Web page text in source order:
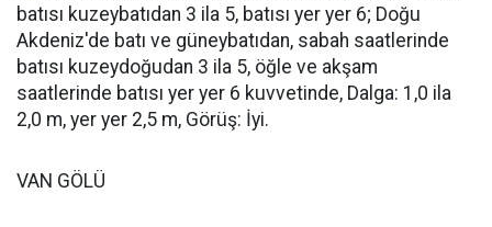
batısı kuzeybatıdan 3 ila 5, batısı yer yer 6; Doğu
Akdeniz'de batı ve güneybatıdan, sabah saatlerinde
batısı kuzeydoğudan 3 ila 5, öğle ve akşam
saatlerinde batısı yer yer 6 kuvvetinde, Dalga: 1,0 ila
2,0 m, yer yer 2,5 m, Görüş: İyi.
VAN GÖLÜ